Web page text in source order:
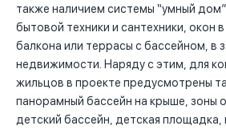
также наличием системы “умный
бытовой техники и сантехники, окон
балкона или террасы с бассейном, в
недвижимости. Наряду с этим, для
жильцов в проекте предусмотрены
панорамный бассейн на крыше, зоны
детский бассейн, детская площадка,